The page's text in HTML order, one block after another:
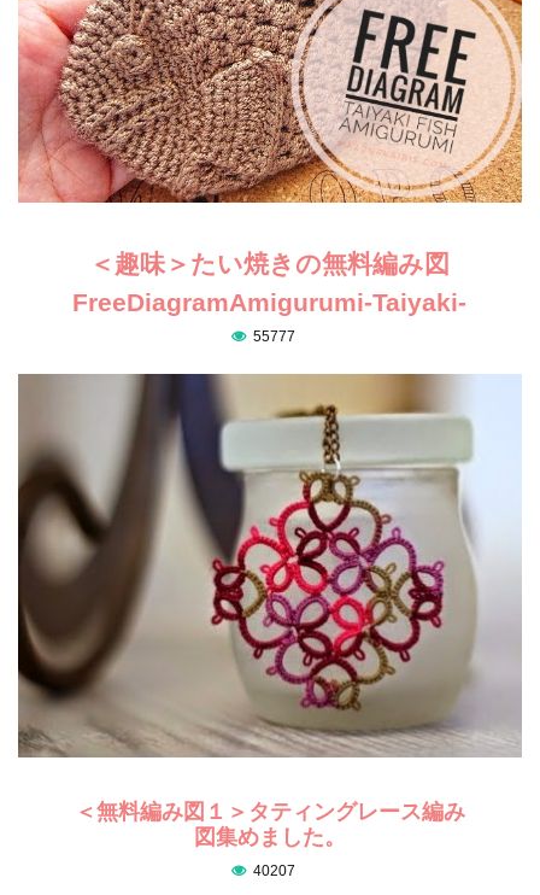
＜趣味＞たい焼きの無料編み図
FreeDiagramAmigurumi-Taiyaki-
55777
＜無料編み図１＞タティングレース編み
図集めました。
40207